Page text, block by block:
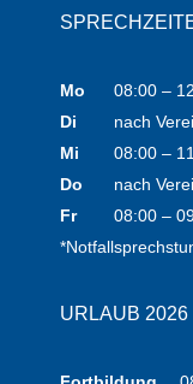
Mo
08:00 –
Di
nach
Mi
08:00 –
Do
nach
Fr
08:00 –
URLAUB 2026